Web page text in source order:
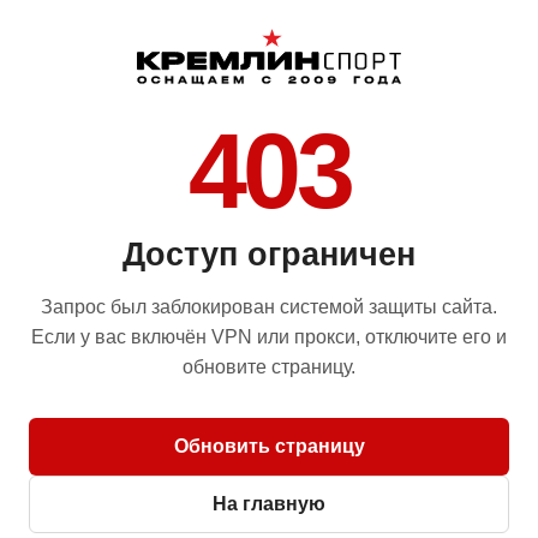
403
Доступ ограничен
Запрос был заблокирован системой защиты сайта.
Если у вас включён VPN или прокси, отключите его и
обновите страницу.
Обновить страницу
На главную